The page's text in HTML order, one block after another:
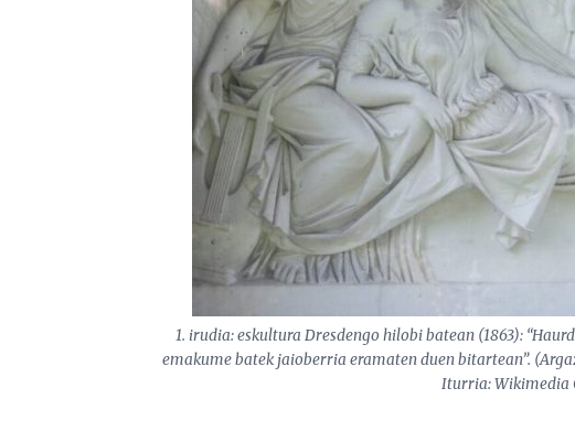
1. irudia: eskultura Dresdengo hilobi batean (1863):
emakume batek jaioberria eramaten duen bitartean”.
Iturria: Wikimedia